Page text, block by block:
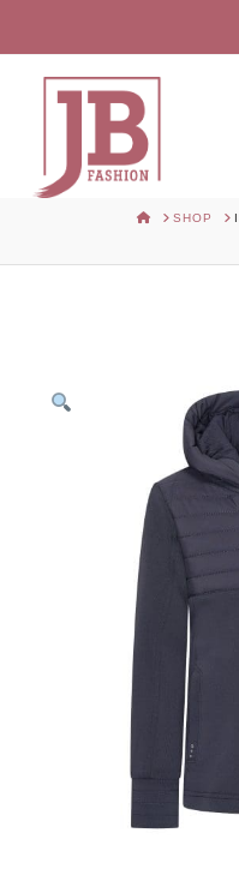
HOMESHOP